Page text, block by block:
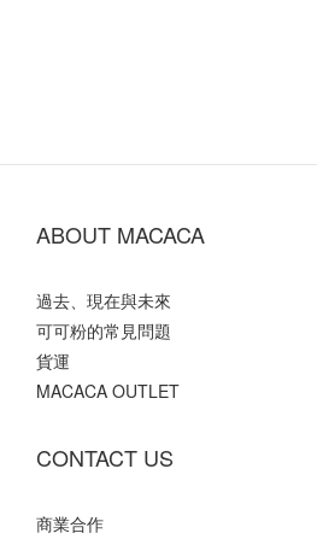
ABOUT MACACA
過去、現在與未來
可可粉的常見問題
貨運
MACACA OUTLET
CONTACT US
商業合作